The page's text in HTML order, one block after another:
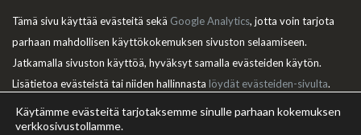
Tämä sivu käyttää evästeitä sekä Google Analytics, jotta voin tarjota
parhaan mahdollisen käyttökokemuksen sivuston selaamiseen.
Jatkamalla sivuston käyttöä, hyväksyt samalla evästeiden käytön.
Lisätietoa evästeistä tai niiden hallinnasta löydät evästeiden-sivulta.
Käytämme evästeitä tarjotaksemme sinulle parhaan kokemuksen
verkkosivustollamme.